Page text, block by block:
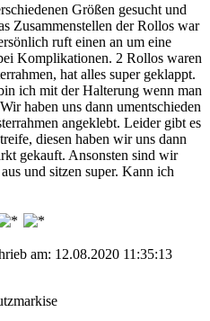
Größen gesucht und
Zusammenstellen der Rollos war
ruft einen an um eine
Komplikationen. 2 Rollos waren
hat alles super geklappt.
ich mit der Halterung wenn man
haben uns dann umentschieden
angeklebt. Leider gibt es
diesen haben wir uns dann
gekauft. Ansonsten sind wir
und sitzen super. Kann ich
am: 12.08.2020 11:35:13